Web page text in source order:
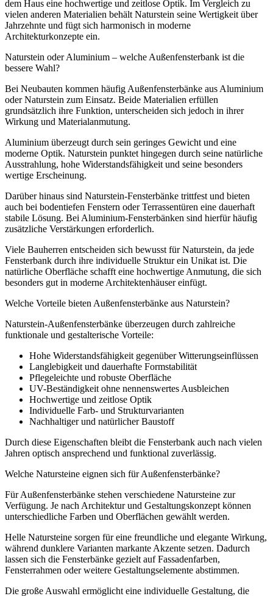
dem Haus eine hochwertige und zeitlose Optik. Im Vergleich zu
vielen anderen Materialien behält Naturstein seine Wertigkeit über
Jahrzehnte und fügt sich harmonisch in moderne
Architekturkonzepte ein.
Naturstein oder Aluminium – welche Außenfensterbank ist die
bessere Wahl?
Bei Neubauten kommen häufig Außenfensterbänke aus Aluminium
oder Naturstein zum Einsatz. Beide Materialien erfüllen
grundsätzlich ihre Funktion, unterscheiden sich jedoch in ihrer
Wirkung und Materialanmutung.
Aluminium überzeugt durch sein geringes Gewicht und eine
moderne Optik. Naturstein punktet hingegen durch seine natürliche
Ausstrahlung, hohe Widerstandsfähigkeit und seine besonders
wertige Erscheinung.
Darüber hinaus sind Naturstein-Fensterbänke trittfest und bieten
auch bei bodentiefen Fenstern oder Terrassentüren eine dauerhaft
stabile Lösung. Bei Aluminium-Fensterbänken sind hierfür häufig
zusätzliche Verstärkungen erforderlich.
Viele Bauherren entscheiden sich bewusst für Naturstein, da jede
Fensterbank durch ihre individuelle Struktur ein Unikat ist. Die
natürliche Oberfläche schafft eine hochwertige Anmutung, die sich
besonders gut in moderne Architektenhäuser einfügt.
Welche Vorteile bieten Außenfensterbänke aus Naturstein?
Naturstein-Außenfensterbänke überzeugen durch zahlreiche
funktionale und gestalterische Vorteile:
Hohe Widerstandsfähigkeit gegenüber Witterungseinflüssen
Langlebigkeit und dauerhafte Formstabilität
Pflegeleichte und robuste Oberfläche
UV-Beständigkeit ohne nennenswertes Ausbleichen
Hochwertige und zeitlose Optik
Individuelle Farb- und Strukturvarianten
Nachhaltiger und natürlicher Baustoff
Durch diese Eigenschaften bleibt die Fensterbank auch nach vielen
Jahren optisch ansprechend und funktional zuverlässig.
Welche Natursteine eignen sich für Außenfensterbänke?
Für Außenfensterbänke stehen verschiedene Natursteine zur
Verfügung. Je nach Architektur und Gestaltungskonzept können
unterschiedliche Farben und Oberflächen gewählt werden.
Helle Natursteine sorgen für eine freundliche und elegante Wirkung,
während dunklere Varianten markante Akzente setzen. Dadurch
lassen sich die Fensterbänke gezielt auf Fassadenfarben,
Fensterrahmen oder weitere Gestaltungselemente abstimmen.
Die große Auswahl ermöglicht eine individuelle Gestaltung, die